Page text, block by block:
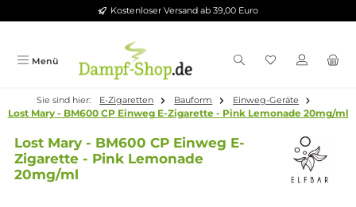
Zum Hauptinhalt springenKostenloser Versand ab 39,00 Euro
Menü
Sie sind hier: E-Zigaretten Bauform Einweg-Geräte
Lost Mary - BM600 CP Einweg E-
Zigarette - Pink Lemonade